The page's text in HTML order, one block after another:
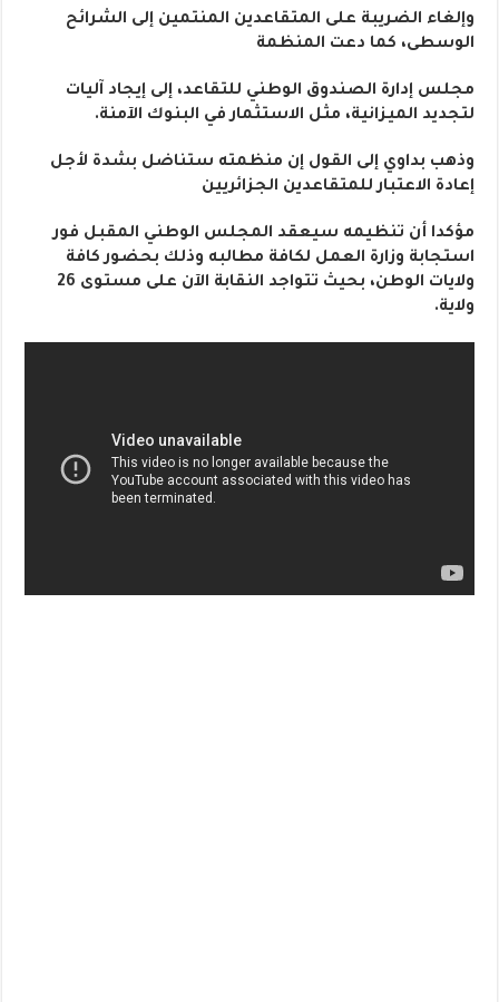
وإلغاء الضريبة على المتقاعدين المنتمين إلى الشرائح
الوسطى، كما دعت المنظمة
مجلس إدارة الصندوق الوطني للتقاعد، إلى إيجاد آليات
لتجديد الميزانية، مثل الاستثمار في البنوك الآمنة.
وذهب بداوي إلى القول إن منظمته ستناضل بشدة لأجل
إعادة الاعتبار للمتقاعدين الجزائريين
مؤكدا أن تنظيمه سيعقد المجلس الوطني المقبل فور
استجابة وزارة العمل لكافة مطالبه وذلك بحضور كافة
ولايات الوطن، بحيث تتواجد النقابة الآن على مستوى 26
ولاية.